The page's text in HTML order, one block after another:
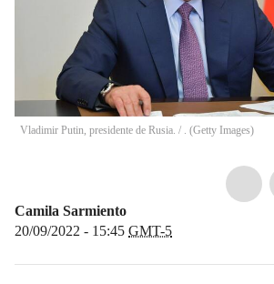
Vladimir Putin, presidente de Rusia. / . (Getty Images)
Camila Sarmiento
20/09/2022 - 15:45 GMT-5